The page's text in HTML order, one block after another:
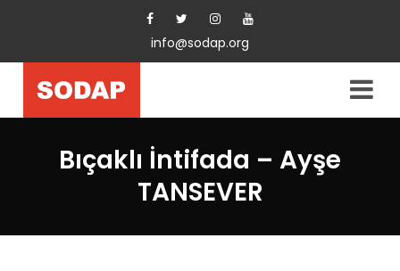
info@sodap.org
Bıçaklı İntifada – Ayşe
TANSEVER